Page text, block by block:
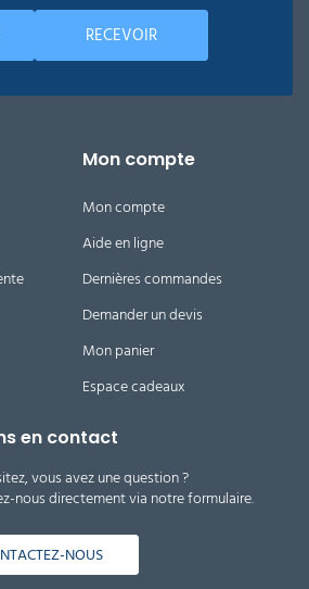
RECEVOIR
Mon compte
Mon compte
Aide en ligne
Dernières commandes
Demander un devis
Mon panier
Espace cadeaux
en contact
vous avez une question ?
nous directement via notre formulaire.
NOUS